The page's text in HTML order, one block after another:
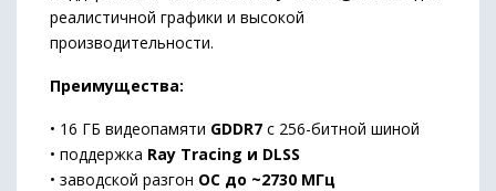
реалистичной графики и высокой
производительности.
Преимущества:
• 16 ГБ видеопамяти GDDR7 с 256-битной шиной
• поддержка Ray Tracing и DLSS
• заводской разгон OC до ~2730 МГц